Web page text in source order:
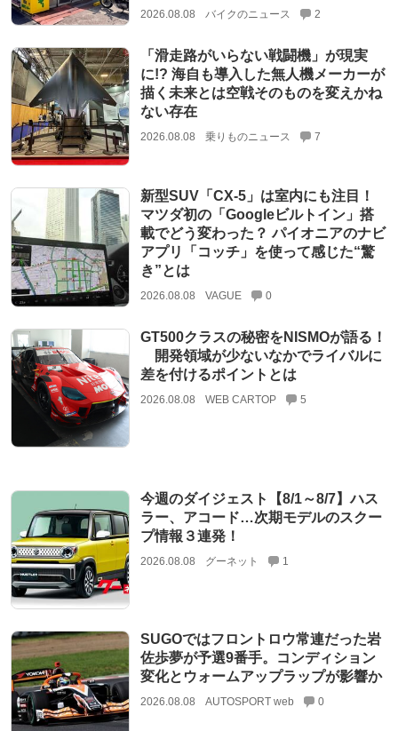
2026.08.08 バイクのニュース 2
「滑走路がいらない戦闘機」が現実
に!? 海自も導入した無人機メーカーが
描く未来とは空戦そのものを変えかね
ない存在
2026.08.08 乗りものニュース 7
新型SUV「CX-5」は室内にも注目！
マツダ初の「Googleビルトイン」搭
載でどう変わった？ パイオニアのナビ
アプリ「コッチ」を使って感じた“驚
き”とは
2026.08.08 VAGUE 0
GT500クラスの秘密をNISMOが語る！
開発領域が少ないなかでライバルに
差を付けるポイントとは
2026.08.08 WEB CARTOP 5
今週のダイジェスト【8/1～8/7】ハス
ラー、アコード…次期モデルのスクー
プ情報３連発！
2026.08.08 グーネット 1
SUGOではフロントロウ常連だった岩
佐歩夢が予選9番手。コンディション
変化とウォームアップラップが影響か
2026.08.08 AUTOSPORT web 0